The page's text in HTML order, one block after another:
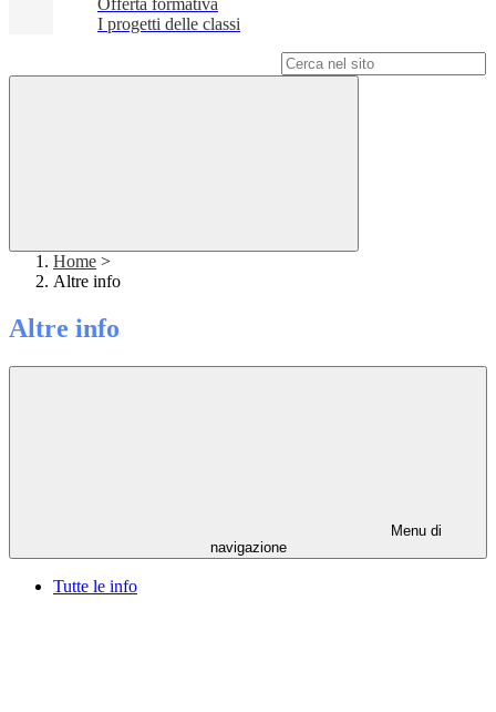
Offerta formativa
I progetti delle classi
Home >
Altre info
Altre info
Menu di
navigazione
Tutte le info